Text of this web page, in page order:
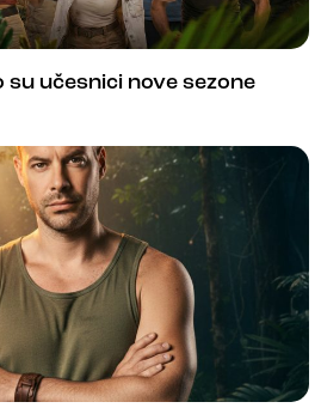
učesnici nove sezone